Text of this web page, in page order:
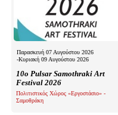
Παρασκευή 07 Αυγούστου 2026
-Κυριακή 09 Αυγούστου 2026
10o Pulsar Samothraki Art
Festival 2026
Πολιτιστικός Χώρος «Εργοστάσιο» -
Σαμοθράκη